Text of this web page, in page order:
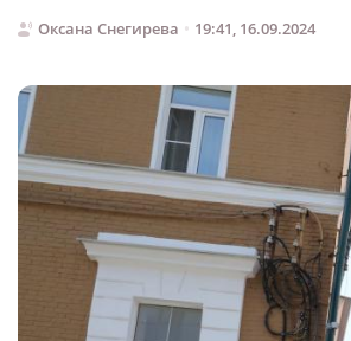
Оксана Снегирева 19:41, 16.09.2024